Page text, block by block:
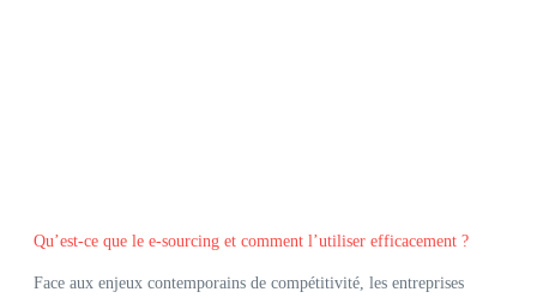
Qu’est-ce que le e-sourcing et comment l’utiliser efficacement ?
Face aux enjeux contemporains de compétitivité, les entreprises